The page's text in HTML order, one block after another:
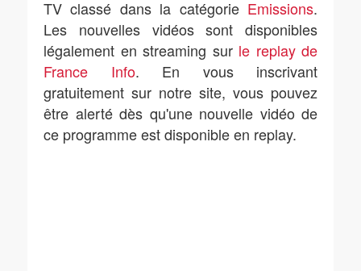
TV classé dans la catégorie Emissions.
Les nouvelles vidéos sont disponibles
légalement en streaming sur le replay de
France Info. En vous inscrivant
gratuitement sur notre site, vous pouvez
être alerté dès qu'une nouvelle vidéo de
ce programme est disponible en replay.